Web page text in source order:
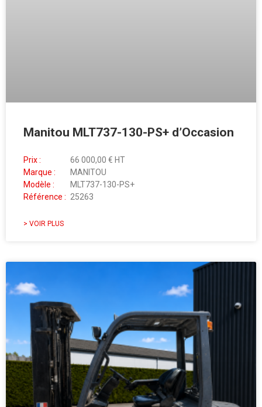
Manitou MLT737-130-PS+ d’Occasion
Prix :
66 000,00 € HT
Marque :
MANITOU
Modèle :
MLT737-130-PS+
Référence : 25263
> VOIR PLUS